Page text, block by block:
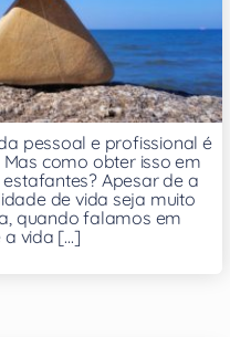
pessoal e profissional é
como obter isso em
Apesar de a
de vida seja muito
quando falamos em
vida [...]